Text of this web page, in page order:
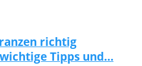
richtig
Tipps und…